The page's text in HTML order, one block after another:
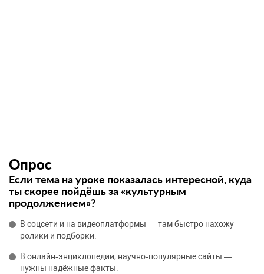
Опрос
Если тема на уроке показалась интересной, куда
ты скорее пойдёшь за «культурным
продолжением»?
В соцсети и на видеоплатформы — там быстро нахожу
ролики и подборки.
В онлайн‑энциклопедии, научно‑популярные сайты —
нужны надёжные факты.